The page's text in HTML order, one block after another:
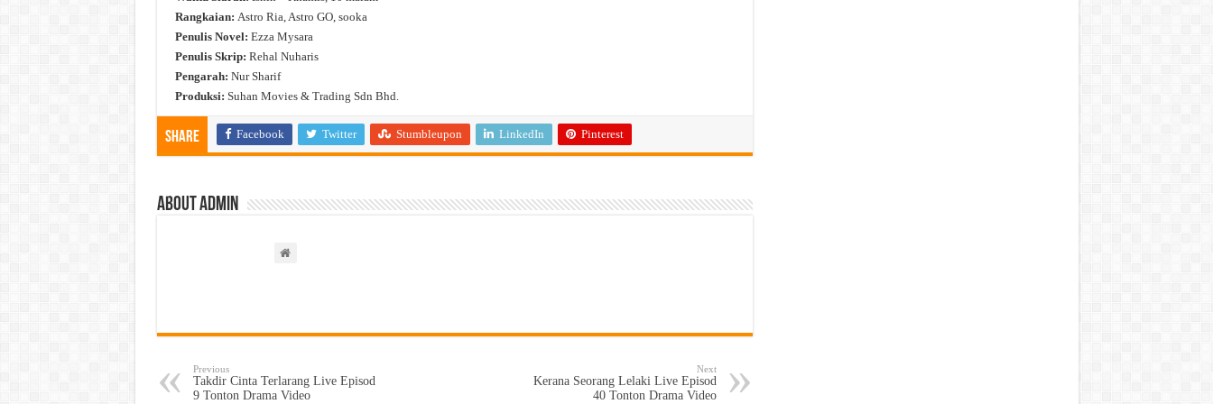
Rangkaian: Astro Ria, Astro GO, sooka
Penulis Novel: Ezza Mysara
Penulis Skrip: Rehal Nuharis
Pengarah: Nur Sharif
Produksi: Suhan Movies & Trading Sdn Bhd.
Share Facebook Twitter Stumbleupon LinkedIn Pinterest
About admin
Previous
Takdir Cinta Terlarang Live Episod
9 Tonton Drama Video
Next
Kerana Seorang Lelaki Live Episod
40 Tonton Drama Video